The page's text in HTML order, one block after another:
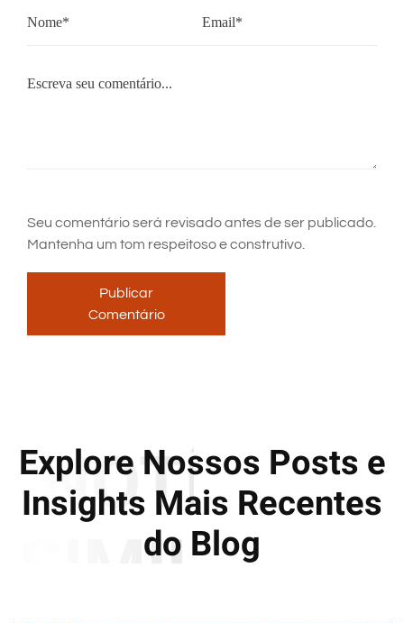
Seu comentário será revisado antes de ser publicado.
Mantenha um tom respeitoso e construtivo.
Publicar
Comentário
Explore Nossos Posts e
Insights Mais Recentes
do Blog
NOTÍCIAS
SIMILARES